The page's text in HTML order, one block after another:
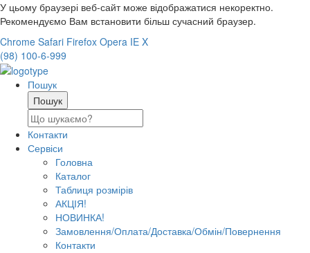
У цьому браузері веб-сайт може відображатися некоректно.
Рекомендуємо Вам встановити більш сучасний браузер.
Chrome Safari Firefox Opera IE X
(98) 100-6-999
Пошук
Контакти
Сервіси
Головна
Каталог
Таблиця розмірів
АКЦІЯ!
НОВИНКА!
Замовлення/Оплата/Доставка/Обмін/Повернення
Контакти